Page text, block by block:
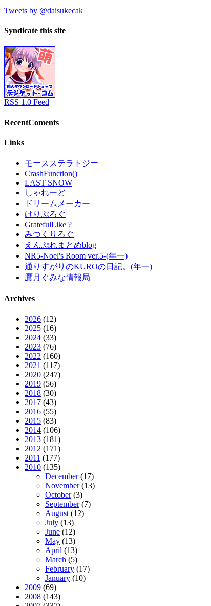
Tweets by @daisukecak
Syndicate this site
RSS 1.0 Feed
RecentComents
Links
モースステラトジー
CrashFunction()
LAST SNOW
しゃれーど
ドリームメーカー
けりぶろぐ
GratefulLike ?
みつくりろぐ
えんぷれまとめblog
NR5-Noel's Room ver.5-(年一)
通りすがりのKUROの日記。(年一)
鷹月ぐみな情報局
Archives
2026 (12)
2025 (16)
2024 (33)
2023 (76)
2022 (160)
2021 (117)
2020 (247)
2019 (56)
2018 (30)
2017 (43)
2016 (55)
2015 (83)
2014 (106)
2013 (181)
2012 (171)
2011 (177)
2010 (135)
December(17)
November(13)
October(3)
September(7)
August (12)
July (13)
June (12)
May (13)
April (13)
March (5)
February (17)
January (10)
2009 (69)
2008 (143)